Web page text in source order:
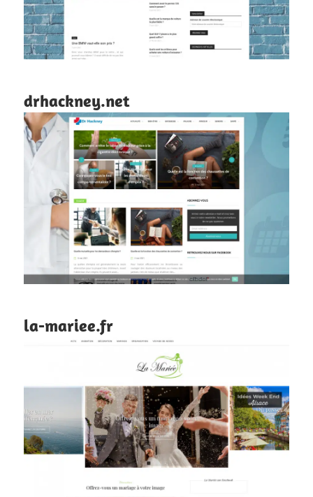
drhackney.net
la-mariee.fr